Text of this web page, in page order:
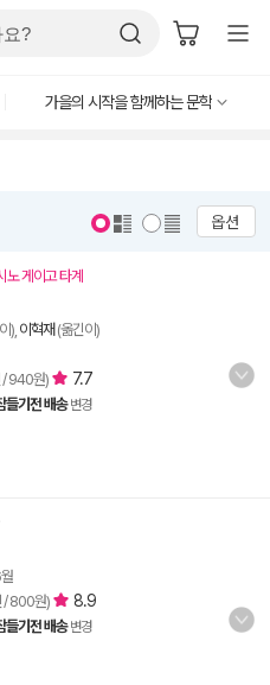
가을의 시작을 함께하는 문학
옵션
노 게이고 타계
), 이혁재 (옮긴이)
/ 940원) 7.7
들기전 배송 변경
/ 800원) 8.9
들기전 배송 변경